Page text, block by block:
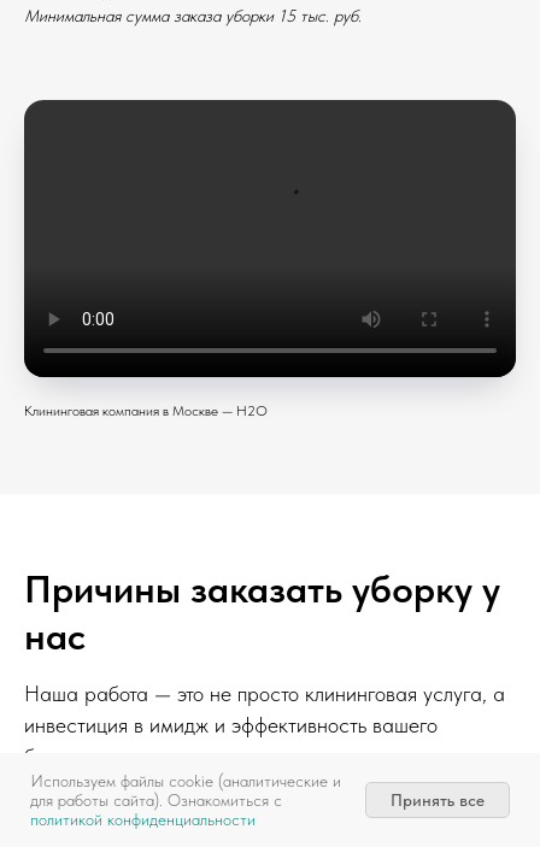
Минимальная сумма заказа уборки 15 тыс. руб.
Клининговая компания в Москве — H2O
Причины заказать уборку у
нас
Наша работа — это не просто клининговая услуга, а
инвестиция в имидж и эффективность вашего
бизнеса, защищенная договором.
Используем файлы cookie (аналитические и
для работы сайта). Ознакомиться с
политикой конфиденциальности
Принять все